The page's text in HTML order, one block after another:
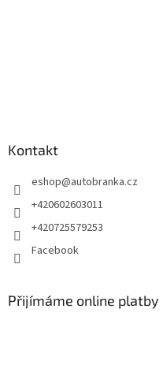
Kontakt
eshop@autobranka.cz
+420602603011
+420725579253
Facebook
Přijímáme online platby